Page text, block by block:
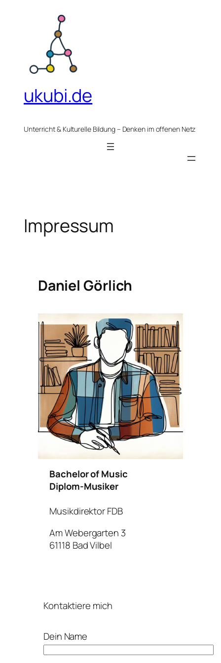
ukubi.de
Unterricht & Kulturelle Bildung – Denken im offenen Netz
Impressum
Daniel Görlich
Bachelor of Music
Diplom-Musiker
Musikdirektor FDB
Am Webergarten 3
61118 Bad Vilbel
Kontaktiere mich
Dein Name